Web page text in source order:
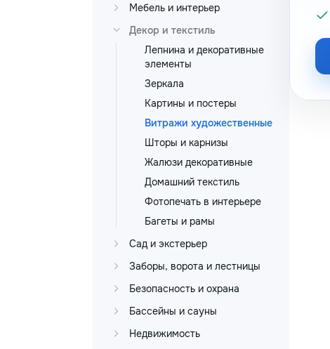
Мебель и интерьер
Декор и текстиль
Лепнина и декоративные
элементы
Зеркала
Картины и постеры
Витражи художественные
Шторы и карнизы
Жалюзи декоративные
Домашний текстиль
Фотопечать в интерьере
Багеты и рамы
Сад и экстерьер
Заборы, ворота и лестницы
Безопасность и охрана
Бассейны и сауны
Недвижимость